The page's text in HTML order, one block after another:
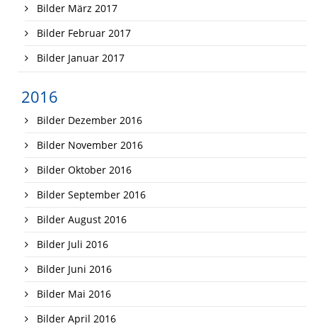
Bilder März 2017
Bilder Februar 2017
Bilder Januar 2017
2016
Bilder Dezember 2016
Bilder November 2016
Bilder Oktober 2016
Bilder September 2016
Bilder August 2016
Bilder Juli 2016
Bilder Juni 2016
Bilder Mai 2016
Bilder April 2016